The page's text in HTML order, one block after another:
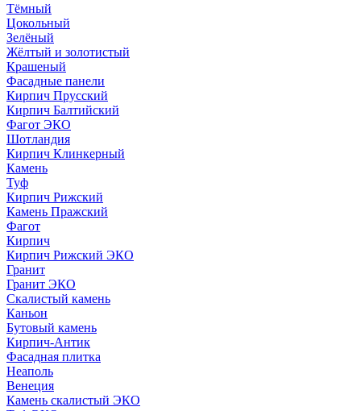
Тёмный
Цокольный
Зелёный
Жёлтый и золотистый
Крашеный
Фасадные панели
Кирпич Прусский
Кирпич Балтийский
Фагот ЭКО
Шотландия
Кирпич Клинкерный
Камень
Туф
Кирпич Рижский
Камень Пражский
Фагот
Кирпич
Кирпич Рижский ЭКО
Гранит
Гранит ЭКО
Скалистый камень
Каньон
Бутовый камень
Кирпич-Антик
Фасадная плитка
Неаполь
Венеция
Камень скалистый ЭКО